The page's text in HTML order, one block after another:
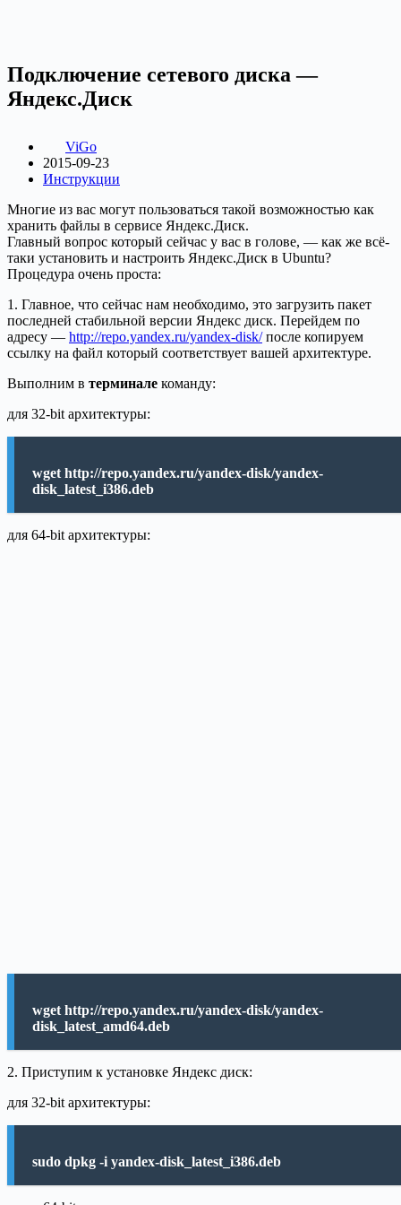
Подключение сетевого диска —
Яндекс.Диск
ViGo
2015-09-23
Инструкции
Многие из вас могут пользоваться такой возможностью как
хранить файлы в сервисе Яндекс.Диск.
Главный вопрос который сейчас у вас в голове, — как же всё-
таки установить и настроить Яндекс.Диск в Ubuntu?
Процедура очень проста:
1. Главное, что сейчас нам необходимо, это загрузить пакет
последней стабильной версии Яндекс диск. Перейдем по
адресу — http://repo.yandex.ru/yandex-disk/после копируем
ссылку на файл который соответствует вашей архитектуре.
Выполним в терминале команду:
для 32-bit архитектуры:
wget http://repo.yandex.ru/yandex-disk/yandex-
disk_latest_i386.deb
для 64-bit архитектуры:
wget http://repo.yandex.ru/yandex-disk/yandex-
disk_latest_amd64.deb
2. Приступим к установке Яндекс диск:
для 32-bit архитектуры:
sudo dpkg -i yandex-disk_latest_i386.deb